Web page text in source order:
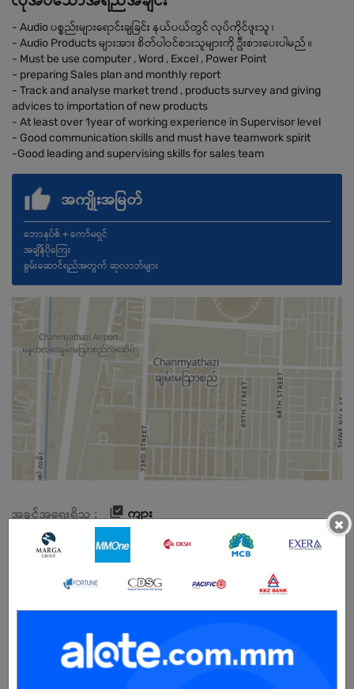
- Audio ပစ္စည်းများရောင်းချခြင်း နယ်ပယ်တွင် လုပ်ကိုင်ဖူးသူ ၊
- Audio Products များအား စိတ်ပါဝင်စားသူများကို ဦးစားပေးပါမည် ။
- Must be use computer , Word , Excel , Power Point
- preparing Sales plan and monthly report
- Track and analyse market trend , products survey and giving
advices to importation of new products
- At least over 1year of working experience in Supervisor level
- Good communication skills and must have teamwork spirit
-Good leading and supervising skills for sales team
အကျိုးအမြတ်
ဘောနပ်စ် + ကော်မရှင်
အချိန်ပိုကြေး
စွမ်းဆောင်ရည်အတွက် ဆုလာဘ်များ
အခွင့်အရေးရှိသူ : ကျား
ကျွန်ုပ်တို့ကုမ္ပဏီအကြောင်း
AUNG TA GON (Audio Center) was established in 1997. AUNG TA
street Aungmyaytharzan Township. In 2007, we moved 84th
street between 30x31 Streets, Chanayetharzan Township and
sold not only Electronic also Audio equipment. In 2014, we moved
×